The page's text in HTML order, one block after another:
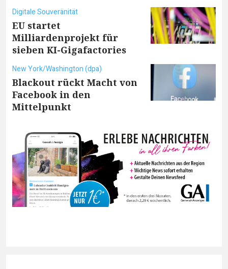
Digitale Souveränität
EU startet
Milliardenprojekt für
sieben KI-Gigafactories
New York/Washington (dpa)
Blackout rückt Macht von
Facebook in den
Mittelpunkt